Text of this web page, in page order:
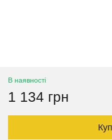
В наявності
1 134 грн